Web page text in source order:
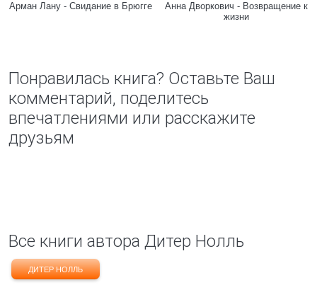
Арман Лану - Свидание в Брюгге
Анна Дворкович - Возвращение к
жизни
Понравилась книга? Оставьте Ваш
комментарий, поделитесь
впечатлениями или расскажите
друзьям
Все книги автора Дитер Нолль
ДИТЕР НОЛЛЬ